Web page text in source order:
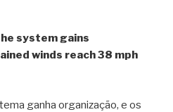
system gains
winds reach 38 mph
ganha organização, e os